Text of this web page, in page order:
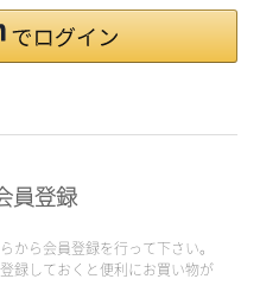
員登録
から会員登録を行って下さい。
録しておくと便利にお買い物が